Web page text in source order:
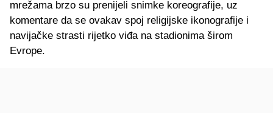
mrežama brzo su prenijeli snimke koreografije, uz
komentare da se ovakav spoj religijske ikonografije i
navijačke strasti rijetko viđa na stadionima širom
Evrope.